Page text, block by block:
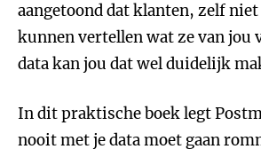
aangetoond dat klanten, zelf
kunnen vertellen wat ze van jou
data kan jou dat wel duidelijk
In dit praktische boek legt
nooit met je data moet gaan